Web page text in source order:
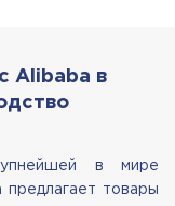
Alibaba в
в мире
товары